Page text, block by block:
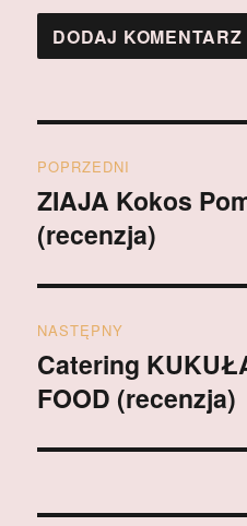
wpisu
POPRZEDNI
Poprzedni
wpis:
ZIAJA Kokos
(recenzja)
NASTĘPNY
Następny
wpis:
Catering
FOOD (recenzja)